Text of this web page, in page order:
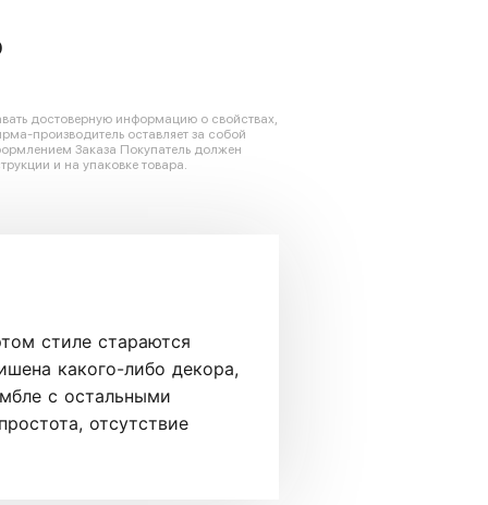
достоверную информацию о свойствах,
производитель оставляет за собой
Заказа Покупатель должен
и на упаковке товара.
стиле стараются
какого-либо декора,
с остальными
отсутствие